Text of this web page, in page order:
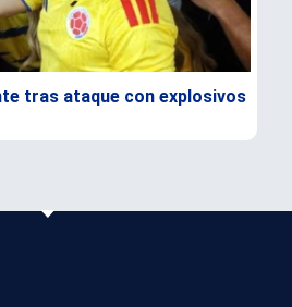
tras ataque con explosivos